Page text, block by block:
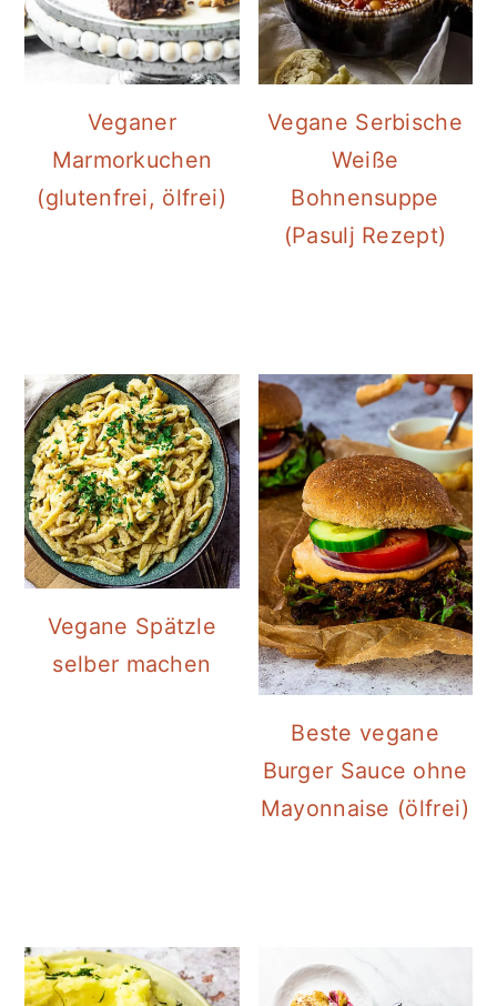
Veganer
Marmorkuchen
(glutenfrei, ölfrei)
Vegane Serbische
Weiße
Bohnensuppe
(Pasulj Rezept)
Vegane Spätzle
selber machen
Beste vegane
Burger Sauce ohne
Mayonnaise (ölfrei)